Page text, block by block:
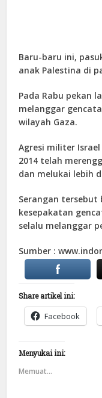
Baru-baru ini,
anak Palestina di
Pada Rabu pekan
melanggar
wilayah Gaza.
Agresi militer Israel
2014 telah
dan melukai lebih
Serangan
kesepakatan
selalu melanggar
Sumber :
Share artikel ini:
Facebook
Menyukai ini:
Memuat...